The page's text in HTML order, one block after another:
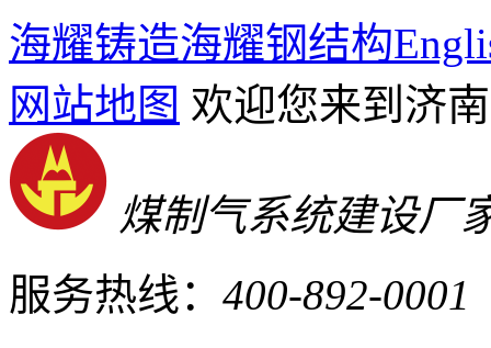
海耀铸造海耀钢结构
网站地图 欢迎您来到济
煤制气系统建设厂
服务热线： 400-892-0001